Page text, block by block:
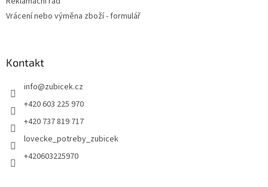
Vrácení nebo výměna zboží - formulář
Kontakt
info@zubicek.cz
+420 603 225 970
+420 737 819 717
lovecke_potreby_zubicek
+420603225970